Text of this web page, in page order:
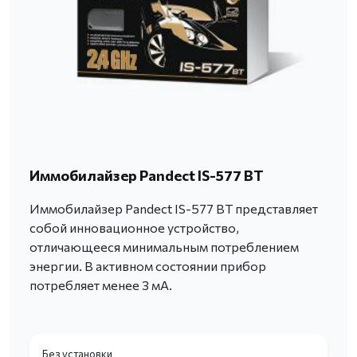
Иммобилайзер Pandect IS-577 BT
Иммобилайзер Pandect IS-577 BT представляет
собой инновационное устройство,
отличающееся минимальным потреблением
энергии. В активном состоянии прибор
потребляет менее 3 мА.
Без установки